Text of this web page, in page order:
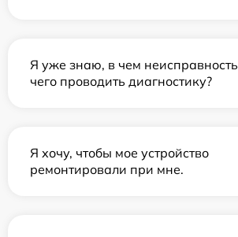
Я уже знаю, в чем
чего проводить диагностику?
Я хочу, чтобы мое устройство
ремонтировали при мне.